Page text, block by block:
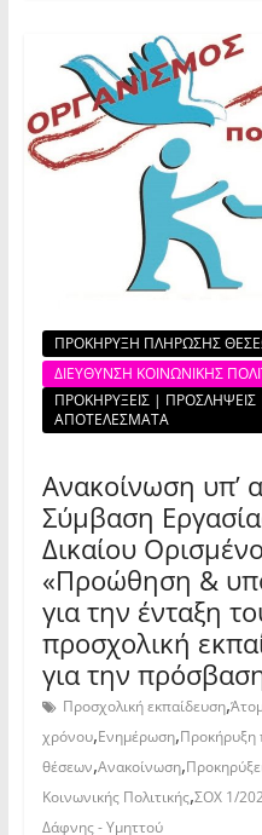
ΠΡΟΚΗΡΥΞΗ ΠΛΗΡΩΣΗΣ
ΔΙΕΥΘΥΝΣΗ ΚΟΙΝΩΝΙΚΗΣ
ΠΡΟΚΗΡΥΞΕΙΣ | ΠΡΟΣΛΗΨΕΙΣ
ΑΠΟΤΕΛΕΣΜΑΤΑ
Ανακοίνωση υπ’
Σύμβαση
Δικαίου
«Προώθηση &
για την ένταξη
προσχολική
για την
Προσχολική εκπαίδευση,
χρόνου,Ενημέρωση,Προκήρυξη
θέσεων,Ανακοίνωση,
Κοινωνικής Πολιτικής,ΣΟΧ 1/
Δάφνης - Υμηττού